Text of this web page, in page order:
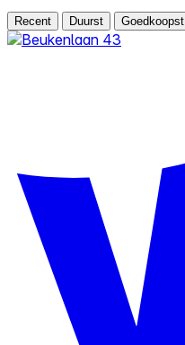
Recent Duurst Goedkoopst